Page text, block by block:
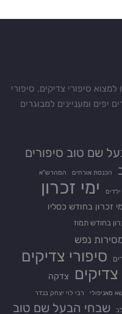
למצוא סיפורי צדיקים, סיפורי
יפים ומעניינים למבוגרים
שם טוב סיפורים
הכנסת אורחים המהרש"א
ילדים ימי זכרון
זכרון בחודש כסליו
בחודש תמוז
נפש
סיפורי צדיקים
צדיקים צדקה
מאניפולי רבי לוי יצחק בנדר
שבחי הבעל שם טוב